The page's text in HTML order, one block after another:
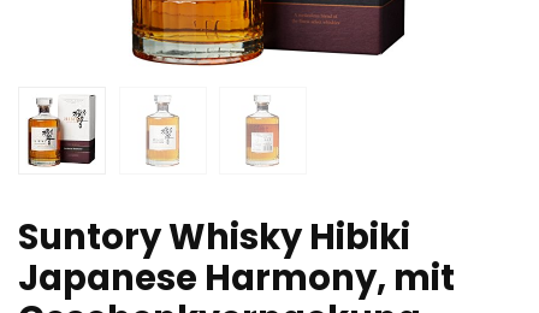
Suntory Whisky Hibiki
Japanese Harmony, mit